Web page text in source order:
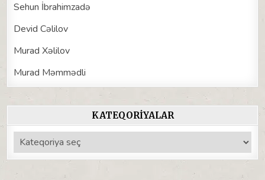
Sehun İbrahimzadə
Devid Cəlilov
Murad Xəlilov
Murad Məmmədli
KATEQORIYALAR
Kateqoriyalar